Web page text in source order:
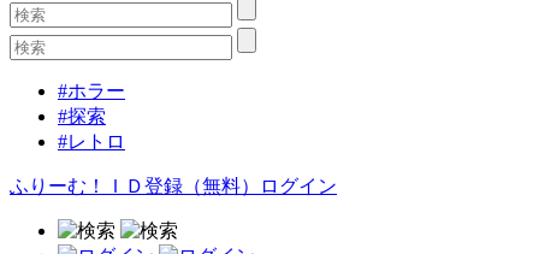
#ホラー
#探索
#レトロ
ふりーむ！ＩＤ登録（無料） ログイン